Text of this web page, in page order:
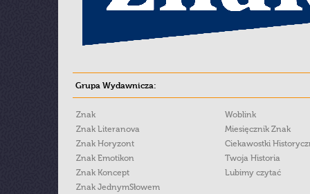
Grupa Wydawnicza:
Znak
Znak Literanova
Znak Horyzont
Znak Emotikon
Znak Koncept
Znak JednymSłowem
Woblink
Miesięcznik Znak
Ciekawostki
Twoja Historia
Lubimy czytać